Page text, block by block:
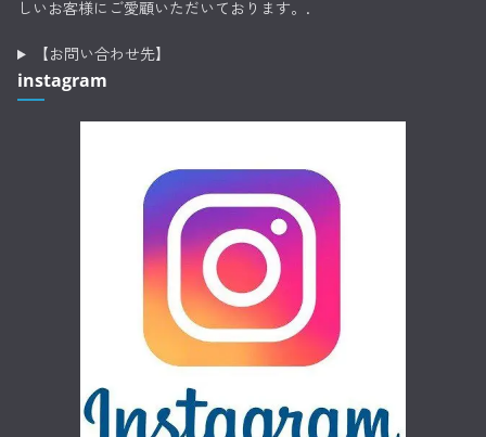
しいお客様にご愛顧いただいております。.
【お問い合わせ先】
instagram